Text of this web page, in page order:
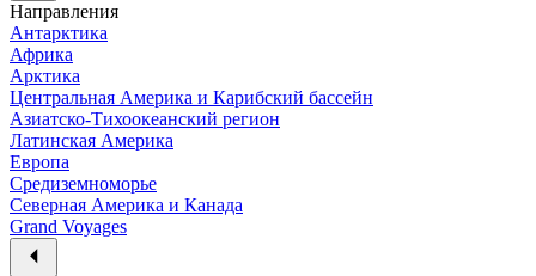
Направления
Антарктика
Африка
Арктика
Центральная Америка и Карибский бассейн
Азиатско-Тихоокеанский регион
Латинская Америка
Европа
Средиземноморье
Северная Америка и Канада
Grand Voyages